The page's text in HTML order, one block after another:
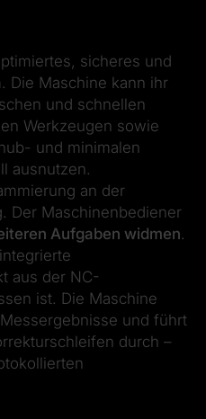
sicheres und
Die Maschine kann ihr
und schnellen
Werkzeugen sowie
und minimalen
ausnutzen.
an der
Der Maschinenbediener
Aufgaben widmen.
aus der NC-
ist. Die Maschine
und führt
durch –